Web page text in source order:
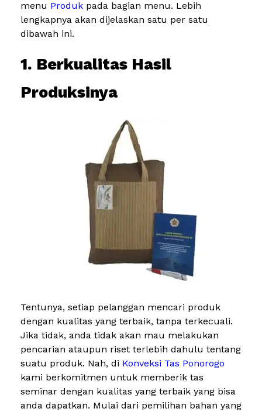
menu Produk pada bagian menu. Lebih
lengkapnya akan dijelaskan satu per satu
dibawah ini.
1. Berkualitas Hasil
Produksinya
Tentunya, setiap pelanggan mencari produk
dengan kualitas yang terbaik, tanpa terkecuali.
Jika tidak, anda tidak akan mau melakukan
pencarian ataupun riset terlebih dahulu tentang
suatu produk. Nah, di Konveksi Tas Ponorogo
kami berkomitmen untuk memberik tas
seminar dengan kualitas yang terbaik yang bisa
anda dapatkan. Mulai dari pemilihan bahan yang